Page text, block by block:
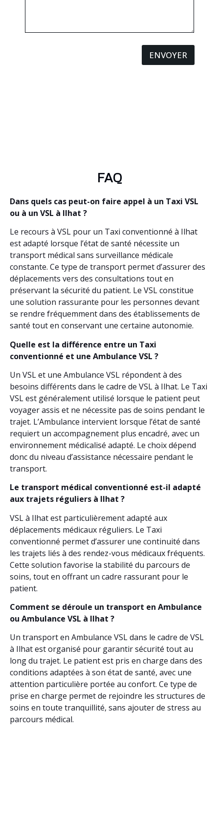
ENVOYER
FAQ
Dans quels cas peut-on faire appel à un Taxi VSL
ou à un VSL à Ilhat ?
Le recours à VSL pour un Taxi conventionné à Ilhat
est adapté lorsque l’état de santé nécessite un
transport médical sans surveillance médicale
constante. Ce type de transport permet d’assurer des
déplacements vers des consultations tout en
préservant la sécurité du patient. Le VSL constitue
une solution rassurante pour les personnes devant
se rendre fréquemment dans des établissements de
santé tout en conservant une certaine autonomie.
Quelle est la différence entre un Taxi
conventionné et une Ambulance VSL ?
Un VSL et une Ambulance VSL répondent à des
besoins différents dans le cadre de VSL à Ilhat. Le Taxi
VSL est généralement utilisé lorsque le patient peut
voyager assis et ne nécessite pas de soins pendant le
trajet. L’Ambulance intervient lorsque l’état de santé
requiert un accompagnement plus encadré, avec un
environnement médicalisé adapté. Le choix dépend
donc du niveau d’assistance nécessaire pendant le
transport.
Le transport médical conventionné est-il adapté
aux trajets réguliers à Ilhat ?
VSL à Ilhat est particulièrement adapté aux
déplacements médicaux réguliers. Le Taxi
conventionné permet d’assurer une continuité dans
les trajets liés à des rendez-vous médicaux fréquents.
Cette solution favorise la stabilité du parcours de
soins, tout en offrant un cadre rassurant pour le
patient.
Comment se déroule un transport en Ambulance
ou Ambulance VSL à Ilhat ?
Un transport en Ambulance VSL dans le cadre de VSL
à Ilhat est organisé pour garantir sécurité tout au
long du trajet. Le patient est pris en charge dans des
conditions adaptées à son état de santé, avec une
attention particulière portée au confort. Ce type de
prise en charge permet de rejoindre les structures de
soins en toute tranquillité, sans ajouter de stress au
parcours médical.